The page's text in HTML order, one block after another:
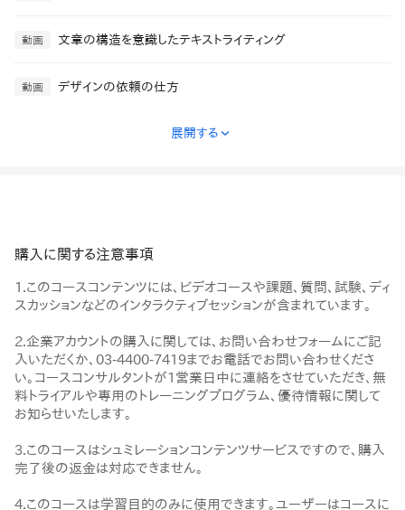
動画 文章の構造を意識したテキストライティング
動画 デザインの依頼の仕方
展開する ›
購入に関する注意事項
1.このコースコンテンツには、ビデオコースや課題、質問、試験、ディ
スカッションなどのインタラクティブセッションが含まれています。
2.企業アカウントの購入に関しては、お問い合わせフォームにご記
入いただくか、03-4400-7419までお電話でお問い合わせくださ
い。コースコンサルタントが1営業日中に連絡をさせていただき、無
料トライアルや専用のトレーニングプログラム、優待情報に関して
お知らせいたします。
3.このコースはシュミレーションコンテンツサービスですので、購入
完了後の返金は対応できません。
4.このコースは学習目的のみに使用できます。ユーザーはコースに